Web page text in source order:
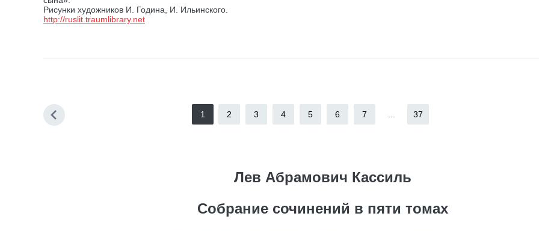
Рисунки художников И. Година, И. Ильинского.
http://ruslit.traumlibrary.net
1 2 3 4 5 6 7 37
Лев Абрамович Кассиль
Собрание сочинений в пяти томах